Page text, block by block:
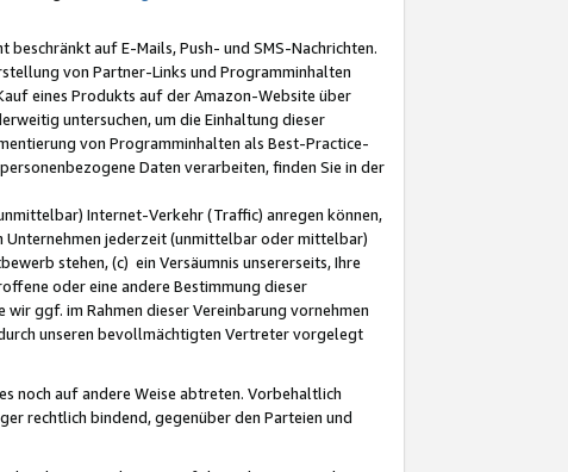
auf E-Mails, Push- und SMS-Nachrichten.
von Partner-Links und Programminhalten
eines Produkts auf der Amazon-Website über
untersuchen, um die Einhaltung dieser
von Programminhalten als Best-Practice-
Daten verarbeiten, finden Sie in der
Internet-Verkehr (Traffic) anregen können,
Unternehmen jederzeit (unmittelbar oder mittelbar)
stehen, (c) ein Versäumnis unsererseits, Ihre
oder eine andere Bestimmung dieser
ggf. im Rahmen dieser Vereinbarung vornehmen
unseren bevollmächtigten Vertreter vorgelegt
noch auf andere Weise abtreten. Vorbehaltlich
rechtlich bindend, gegenüber den Parteien und